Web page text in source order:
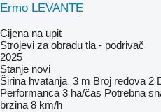
Ermo LEVANTE
Cijena na upit
Strojevi za obradu tla - podrivač
2025
Stanje novi
Širina hvatanja 3 m Broj redova 2
Performanca 3 ha/čas Potrebna
brzina 8 km/h